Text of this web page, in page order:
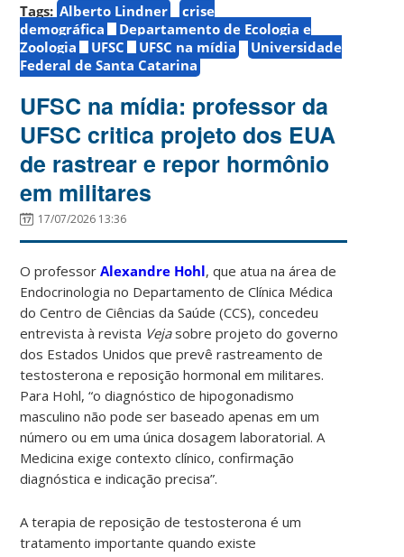
Tags: Alberto Lindner
crise
demográfica
Departamento de Ecologia e
Zoologia
UFSC UFSC na mídia
Universidade
Federal de Santa Catarina
UFSC na mídia: professor da
UFSC critica projeto dos EUA
de rastrear e repor hormônio
em militares
17/07/2026 13:36
O professorAlexandre Hohl, que atua na área de
Endocrinologia no Departamento de Clínica Médica
do Centro de Ciências da Saúde (CCS), concedeu
entrevista à revista Vejasobre projeto do governo
dos Estados Unidos que prevê rastreamento de
testosterona e reposição hormonal em militares.
Para Hohl, “o diagnóstico de hipogonadismo
masculino não pode ser baseado apenas em um
número ou em uma única dosagem laboratorial. A
Medicina exige contexto clínico, confirmação
diagnóstica e indicação precisa”.
A terapia de reposição de testosterona é um
tratamento importante quando existe